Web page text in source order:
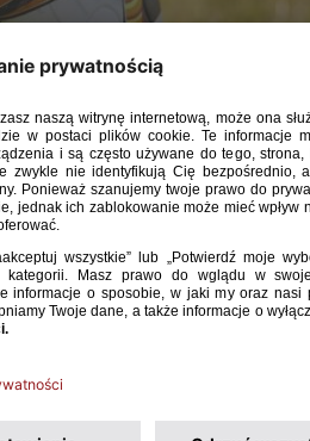
prowadzona przez trenera
Narodów zremisowała z
kwietnia o godz. 14:00 ze Słowacją.
– 3. Viktor Ranko, 4. Botond Hecler,